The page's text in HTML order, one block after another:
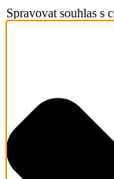
Spravovat souhlas s